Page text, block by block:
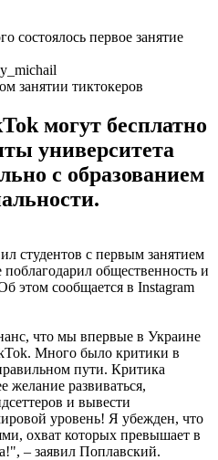
занятии тиктокеров
могут бесплатно
университета
с образованием
студентов с первым занятием
общественность и
этом сообщается в Instagram
что мы впервые в Украине
Много было критики в
пути. Критика
желание развиваться,
и вывести
уровень! Я убежден, что
охват которых превышает в
– заявил Поплавский.